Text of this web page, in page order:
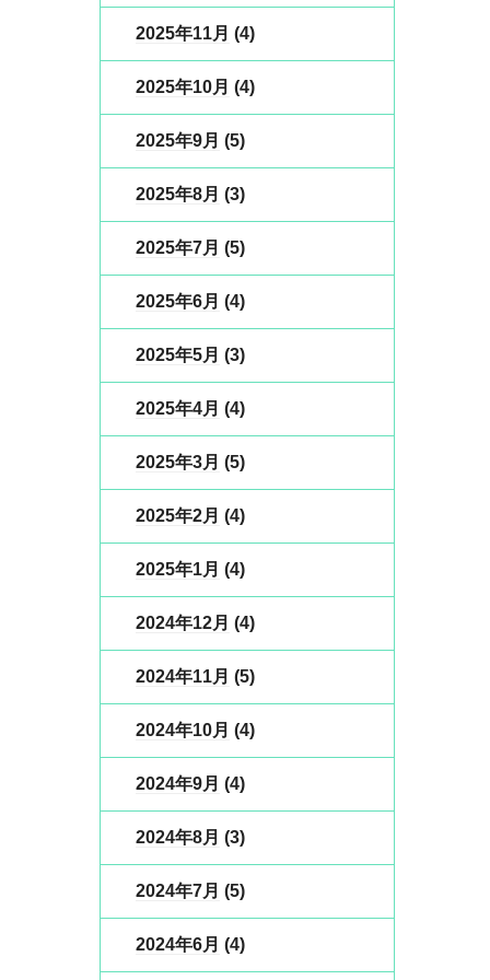
2025年11月 (4)
2025年10月 (4)
2025年9月 (5)
2025年8月 (3)
2025年7月 (5)
2025年6月 (4)
2025年5月 (3)
2025年4月 (4)
2025年3月 (5)
2025年2月 (4)
2025年1月 (4)
2024年12月 (4)
2024年11月 (5)
2024年10月 (4)
2024年9月 (4)
2024年8月 (3)
2024年7月 (5)
2024年6月 (4)